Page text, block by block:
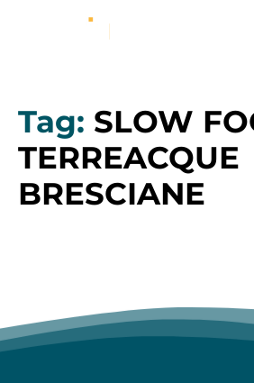
Tag: SLOW
TERREACQUE
BRESCIANE